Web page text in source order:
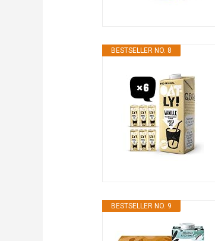
BESTSELLER NO. 8
BESTSELLER NO. 9